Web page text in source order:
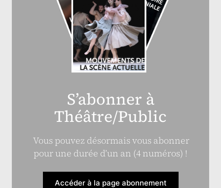
S’abonner à
Théâtre/Public
Vous pouvez désormais vous abonner
pour une durée d’un an (4 numéros) !
Accéder à la page abonnement